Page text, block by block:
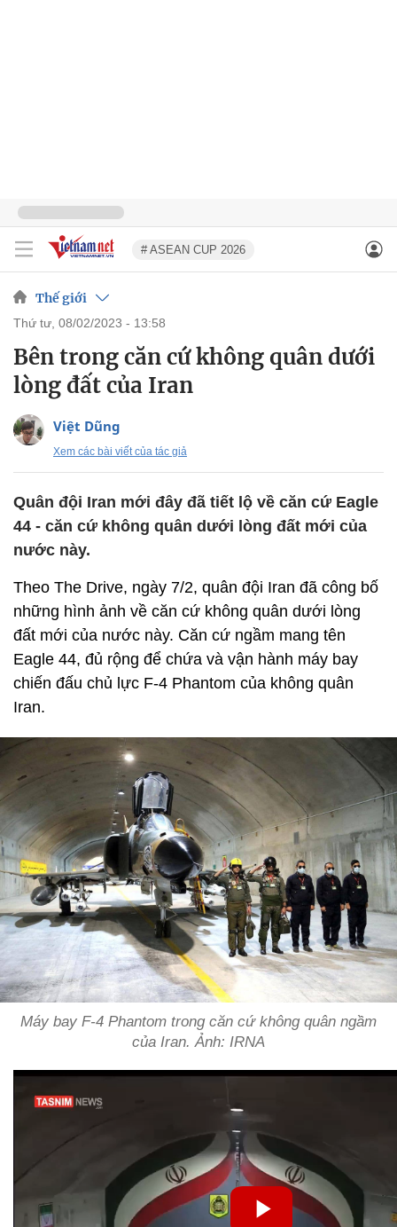
# ASEAN CUP 2026
Thế giới
thứ tư, 08/02/2023 - 13:58
Bên trong căn cứ không quân dưới
lòng đất của Iran
Việt Dũng
Xem các bài viết của tác giả
Quân đội Iran mới đây đã tiết lộ về căn cứ Eagle
44 - căn cứ không quân dưới lòng đất mới của
nước này.
Theo The Drive, ngày 7/2, quân đội Iran đã công bố
những hình ảnh về căn cứ không quân dưới lòng
đất mới của nước này. Căn cứ ngầm mang tên
Eagle 44, đủ rộng để chứa và vận hành máy bay
chiến đấu chủ lực F-4 Phantom của không quân
Iran.
Máy bay F-4 Phantom trong căn cứ không quân ngầm
của Iran. Ảnh: IRNA